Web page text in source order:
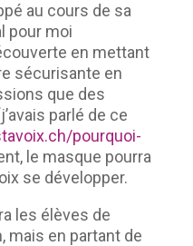
au cours de sa
pour moi
en mettant
sécurisante en
que des
parlé de ce
pourquoi-
le masque pourra
se développer.
les élèves de
mais en partant de